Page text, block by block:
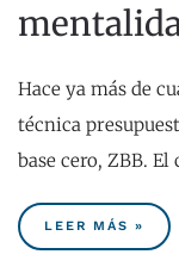
Hace ya más de
técnica
base cero, ZBB.
LEER MÁS »